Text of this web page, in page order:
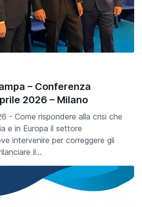
– Conferenza
2026 – Milano
- Come rispondere alla crisi che
e in Europa il settore
intervenire per correggere gli
il…